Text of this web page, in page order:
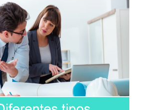
e trabalho
maternidade e carreira
espaço de trabalho funcional:
organizado melhora o foco e a